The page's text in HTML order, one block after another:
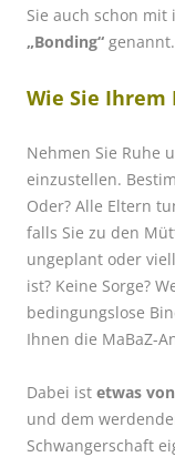
Sie auch schon mit
„Bonding“ genannt.
Wie Sie Ihrem
Nehmen Sie Ruhe
einzustellen.
Oder? Alle Eltern
falls Sie zu den
ungeplant oder
ist? Keine Sorge?
bedingungslose
Ihnen die MaBaZ-
Dabei ist etwas
und dem
Schwangerschaft